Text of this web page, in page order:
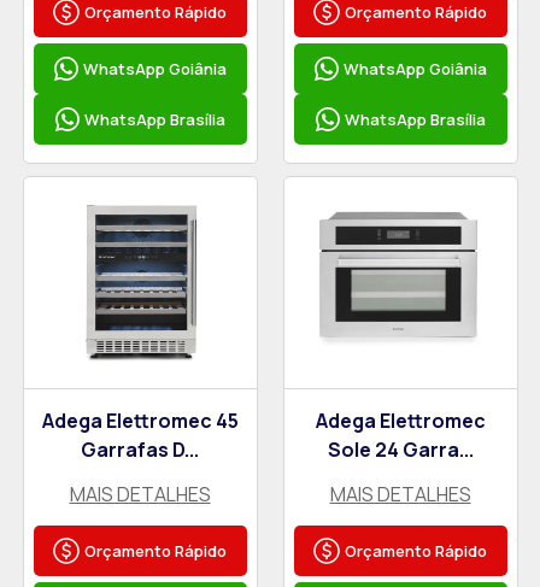
Orçamento Rápido
WhatsApp Goiânia
WhatsApp Brasília
Orçamento Rápido
WhatsApp Goiânia
WhatsApp Brasília
Adega Elettromec 45
Garrafas D...
MAIS DETALHES
Orçamento Rápido
Adega Elettromec
Sole 24 Garra...
MAIS DETALHES
Orçamento Rápido